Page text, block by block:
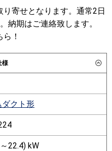
寄せとなります。通常2日
納期はご連絡致します。
！
様
ダクト形
22.4) kW